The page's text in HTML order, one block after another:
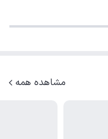
مشاهده همه